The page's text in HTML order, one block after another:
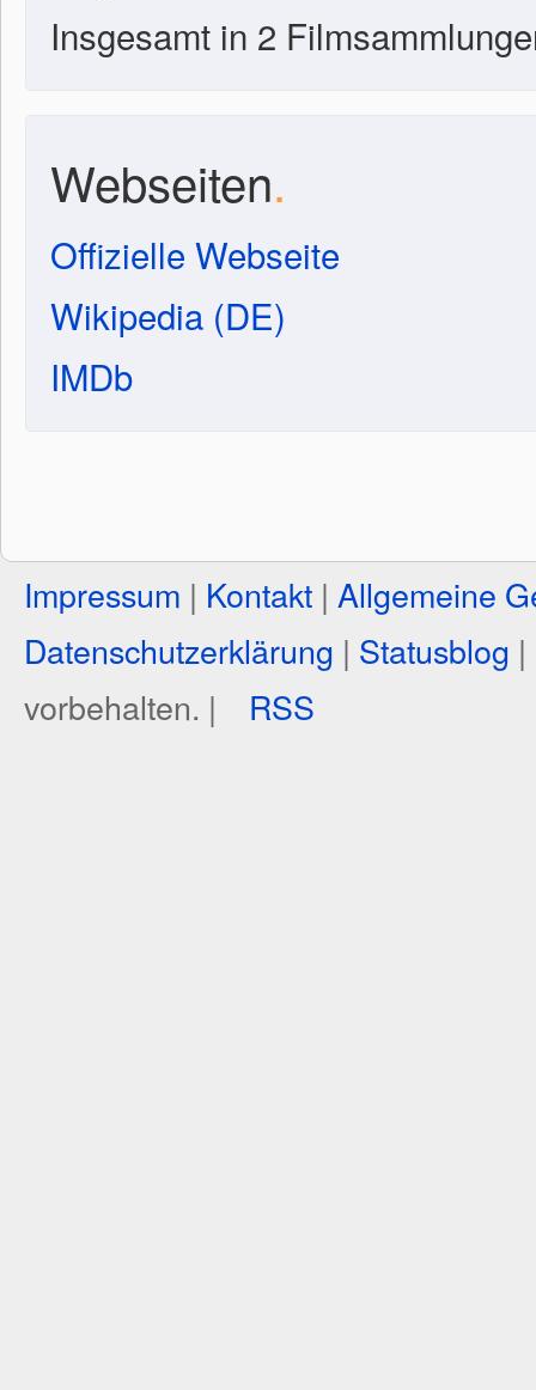
Insgesamt in 2
Webseiten.
Offizielle Webseite
Wikipedia (DE)
IMDb
Impressum | Kontakt | Allgemeine
Datenschutzerklärung | Statusblog |
vorbehalten. |
RSS